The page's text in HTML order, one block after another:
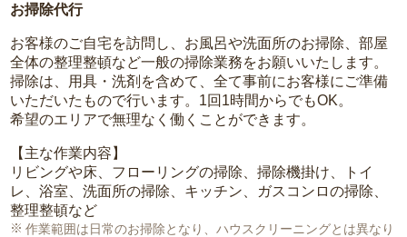
お掃除代行
お客様のご自宅を訪問し、お風呂や洗面所のお掃除、部屋
全体の整理整頓など一般の掃除業務をお願いいたします。
掃除は、用具・洗剤を含めて、全て事前にお客様にご準備
いただいたもので行います。1回1時間からでもOK。
希望のエリアで無理なく働くことができます。
【主な作業内容】
リビングや床、フローリングの掃除、掃除機掛け、トイ
レ、浴室、洗面所の掃除、キッチン、ガスコンロの掃除、
整理整頓など
作業範囲は日常のお掃除となり、ハウスクリーニングとは異なり